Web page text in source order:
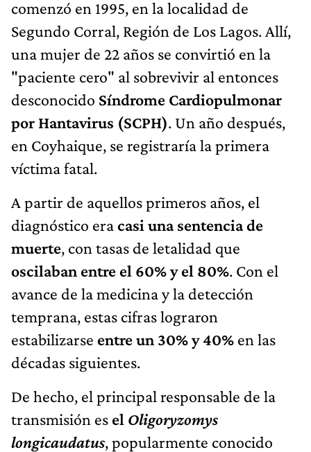
comenzó en 1995, en la localidad de
Segundo Corral, Región de Los Lagos. Allí,
una mujer de 22 años se convirtió en la
"paciente cero" al sobrevivir al entonces
desconocido Síndrome Cardiopulmonar
por Hantavirus (SCPH). Un año después,
en Coyhaique, se registraría la primera
víctima fatal.
A partir de aquellos primeros años, el
diagnóstico eracasi una sentencia de
muerte, con tasas de letalidad que
oscilaban entre el 60% y el 80%. Con el
avance de la medicina y la detección
temprana, estas cifras lograron
estabilizarse entre un 30% y 40% en las
décadas siguientes.
De hecho, el principal responsable de la
transmisión es el Oligoryzomys
longicaudatus, popularmente conocido